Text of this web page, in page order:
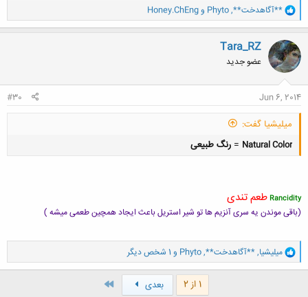
و
ا
ک
ن
ش
ه
ا
**آگاهدخت**,
Phyto و Honey.ChEng
Tara_RZ
عضو جدید
Jun 6, 2014
#30
میلیشیا گفت:
Natural Color
= رنگ طبیعی
Rancidity طعم تندی
(باقی موندن یه سری آنزیم ها تو شیر استریل باعث ایجاد همچین طعمی میشه )
و
ا
ک
میلیشیا,**آگاهدخت**,
Phyto و 1 شخص دیگر
1 از 2 بعدی